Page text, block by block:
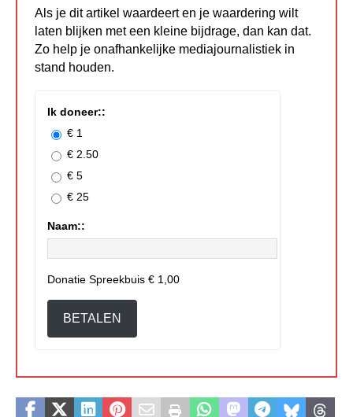
Als je dit artikel waardeert en je waardering wilt
laten blijken met een kleine bijdrage, dan kan dat.
Zo help je onafhankelijke mediajournalistiek in
stand houden.
Ik doneer::
€ 1
€ 2.50
€ 5
€ 25
Naam::
Donatie Spreekbuis € 1,00
BETALEN